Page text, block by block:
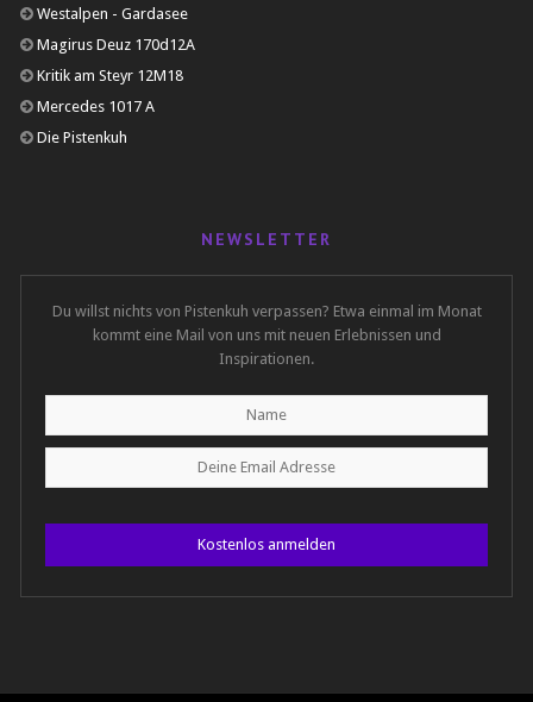
Westalpen - Gardasee
Magirus Deuz 170d12A
Kritik am Steyr 12M18
Mercedes 1017 A
Die Pistenkuh
NEWSLETTER
Du willst nichts von Pistenkuh verpassen? Etwa einmal im Monat
kommt eine Mail von uns mit neuen Erlebnissen und
Inspirationen.
Kostenlos anmelden